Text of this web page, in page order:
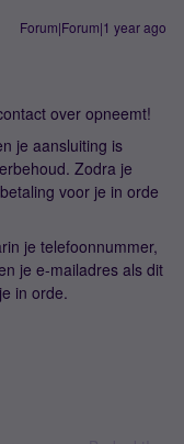
Forum|Forum|1 year ago
over opneemt!
je aansluiting is
Zodra je
voor je in orde
je telefoonnummer,
je e-mailadres als dit
in orde.